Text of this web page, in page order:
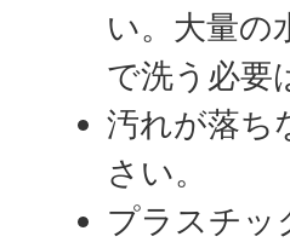
い。大量の
で洗う必要
汚れが落ち
さい。
プラスチッ